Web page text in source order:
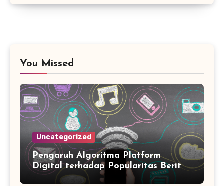
You Missed
Uncategorized
Pengaruh Algoritma Platform
Digital terhadap Popularitas Berita
Trending Harian